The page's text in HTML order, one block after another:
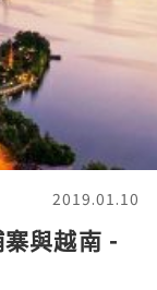
2019.01.10
寨與越南 -